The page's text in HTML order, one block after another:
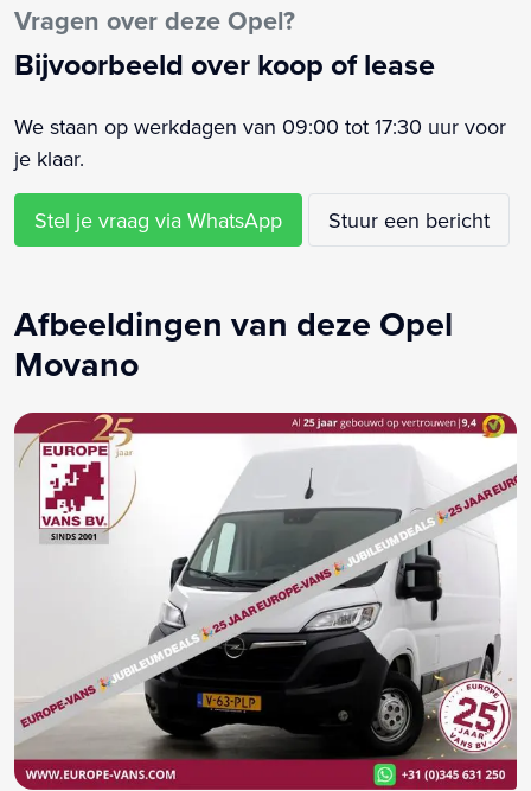
Elektrische ramen voor
Elektronisch Stabiliteits Programma
Multifunctioneel stuurwiel
Multimedia-voorbereiding
Navigatiesysteem full map
Parkeersensor achter
Stuur verstelbaar
Tussenschot volledig
Vragen over deze Opel?
Bijvoorbeeld over koop of lease
We staan op werkdagen van 09:00 tot 17:30 uur voor
je klaar.
Stel je vraag via WhatsApp Stuur een bericht
Afbeeldingen van deze Opel
Movano